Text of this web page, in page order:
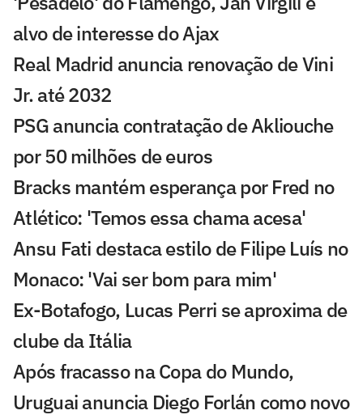
alvo de interesse do Ajax
Real Madrid anuncia renovação de Vini
Jr. até 2032
PSG anuncia contratação de Akliouche
por 50 milhões de euros
Bracks mantém esperança por Fred no
Atlético: 'Temos essa chama acesa'
Ansu Fati destaca estilo de Filipe Luís no
Monaco: 'Vai ser bom para mim'
Ex-Botafogo, Lucas Perri se aproxima de
clube da Itália
Após fracasso na Copa do Mundo,
Uruguai anuncia Diego Forlán como novo